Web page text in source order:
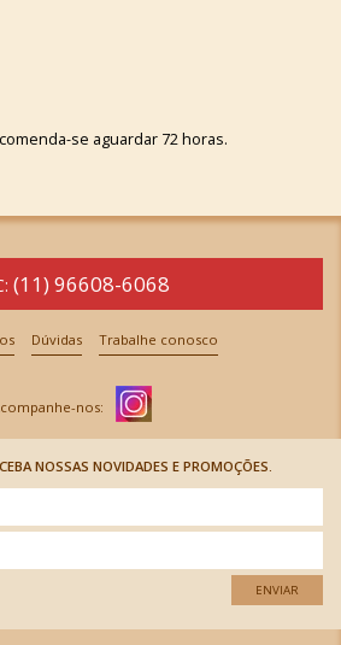
se aguardar 72 horas.
(11) 96608-6068
Dúvidas Trabalhe conosco
NOSSAS NOVIDADES E PROMOÇÕES.
ENVIAR